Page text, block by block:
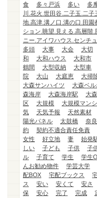
食
多々戸浜 多い 多
川.花火.世田谷.二子玉.二子
地.高津.溝ノ口.溝の口.田園
ション.眺望.見える.高層階.
ニー.アイワハウス.センチ
多頭
大事 大会 大切
和
大和ハウス 大和市
鶴間
大型収納 大型車
院
大山 大庭恵 大掃
大森サンハイツ
大森ベル
森海岸
大森海岸駅 大
区
大規模 大規模マン
気
天気予報 天然素材
陽光パネル
太鼓橋 奈
約
契約不適合責任免責
女性
好立地 妻 始発
しい
子ども 子供
子
ル
子育て 学生 学生
んお勧め物件
学芸大学
配BOX
宅配ブックス
ス
安い 安くて 安さ
保
安心 完了 完成